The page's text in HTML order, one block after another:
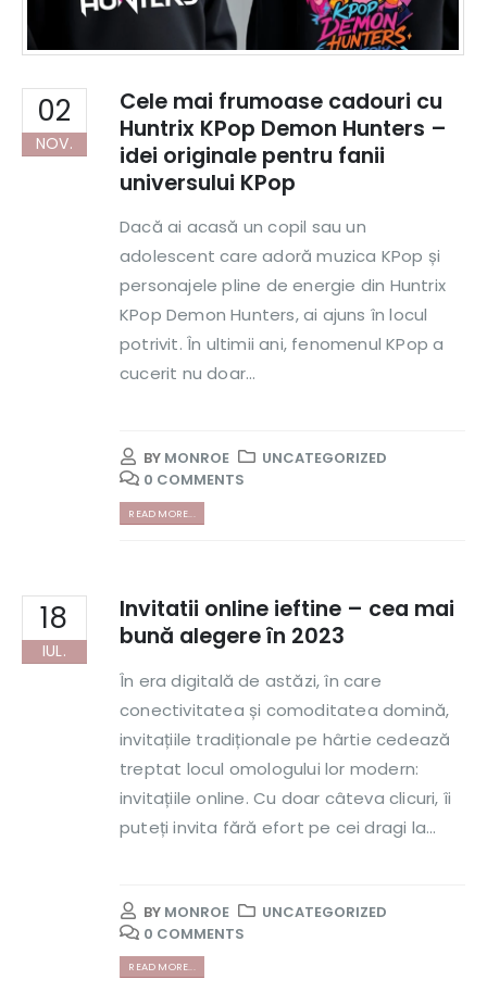
02
NOV.
Cele mai frumoase cadouri cu
Huntrix KPop Demon Hunters –
idei originale pentru fanii
universului KPop
Dacă ai acasă un copil sau un
adolescent care adoră muzica KPop și
personajele pline de energie din Huntrix
KPop Demon Hunters, ai ajuns în locul
potrivit. În ultimii ani, fenomenul KPop a
cucerit nu doar...
BY MONROE
UNCATEGORIZED
0 COMMENTS
READ MORE...
18
IUL.
Invitatii online ieftine – cea mai
bună alegere în 2023
În era digitală de astăzi, în care
conectivitatea și comoditatea domină,
invitațiile tradiționale pe hârtie cedează
treptat locul omologului lor modern:
invitațiile online. Cu doar câteva clicuri, îi
puteți invita fără efort pe cei dragi la...
BY MONROE
UNCATEGORIZED
0 COMMENTS
READ MORE...